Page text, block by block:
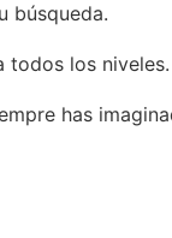
búsqueda.
todos los niveles.
has